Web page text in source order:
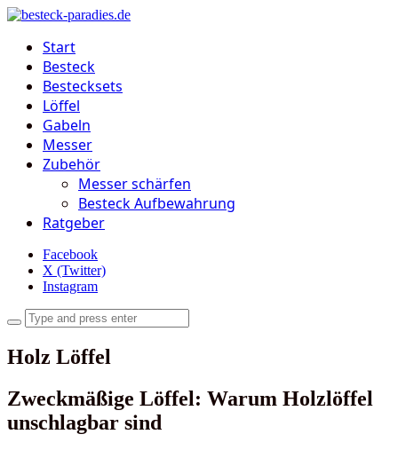
Start
Besteck
Bestecksets
Löffel
Gabeln
Messer
Zubehör
Messer schärfen
Besteck Aufbewahrung
Ratgeber
Facebook
X (Twitter)
Instagram
Holz Löffel
Zweckmäßige Löffel: Warum Holzlöffel
unschlagbar sind